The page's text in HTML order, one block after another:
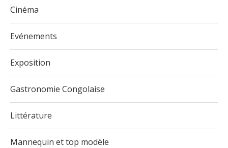
Cinéma
Evénements
Exposition
Gastronomie Congolaise
Littérature
Mannequin et top modèle